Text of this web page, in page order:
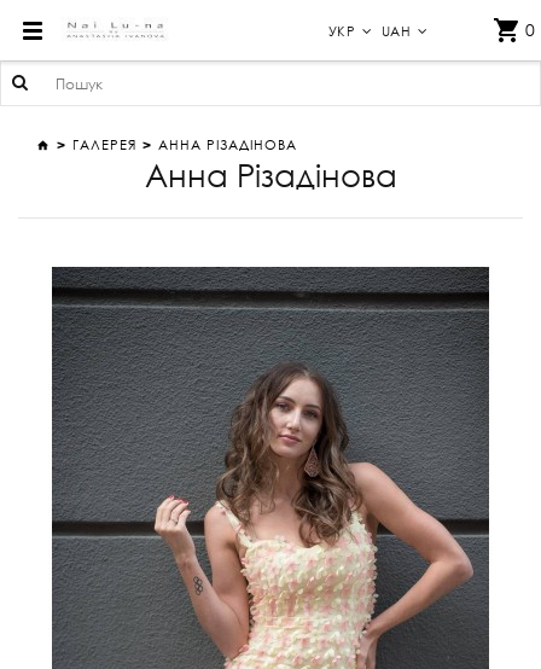
УКР UAH 0
ГАЛЕРЕЯ АННА РІЗАДІНОВА
Анна Різадінова
АННА РІЗАДІНОВА